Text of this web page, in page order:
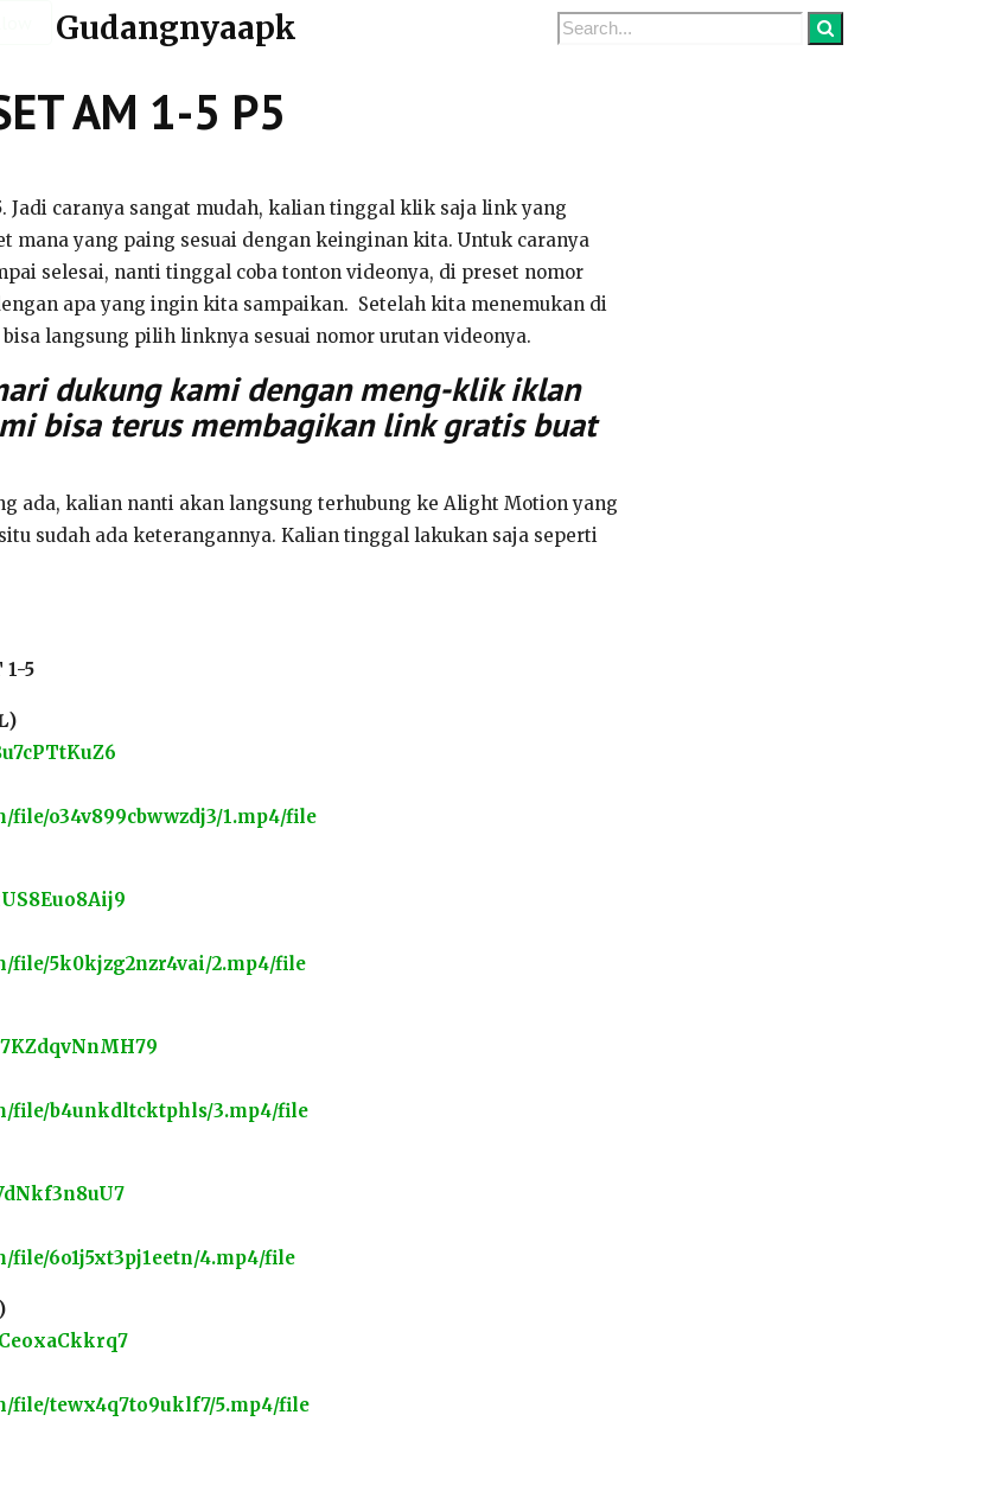
Gudangnyaapk
AM 1-5 P5
. Jadi caranya sangat mudah, kalian tinggal klik saja link yang
mana yang paing sesuai dengan keinginan kita. Untuk caranya
selesai, nanti tinggal coba tonton videonya, di preset nomor
apa yang ingin kita sampaikan. Setelah kita menemukan di
langsung pilih linknya sesuai nomor urutan videonya.
dukung kami dengan meng-klik iklan
bisa terus membagikan link gratis buat
ada, kalian nanti akan langsung terhubung ke Alight Motion yang
sudah ada keterangannya. Kalian tinggal lakukan saja seperti
1-5
o34v899cbwwzdj3/1.mp4/file
file/5k0kjzg2nzr4vai/2.mp4/file
file/b4unkdltcktphls/3.mp4/file
file/6o1j5xt3pj1eetn/4.mp4/file
file/tewx4q7to9uklf7/5.mp4/file